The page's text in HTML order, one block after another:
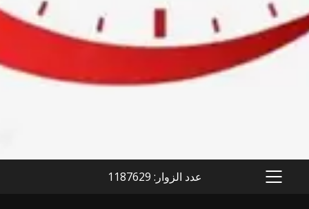
PRIMARY
عدد الزوار: 1187629